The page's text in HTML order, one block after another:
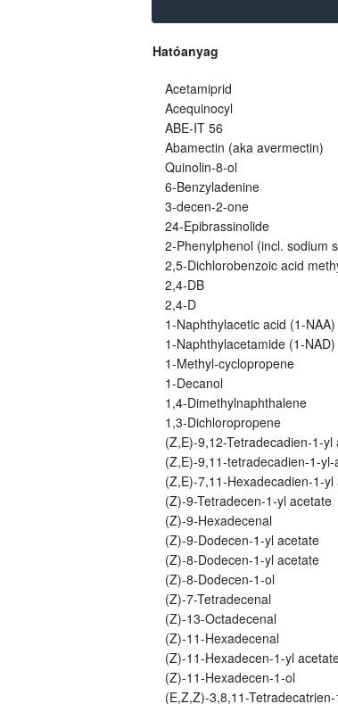
Hatóanyag
Acetamiprid
Acequinocyl
ABE-IT 56
Abamectin (aka avermectin)
Quinolin-8-ol
6-Benzyladenine
3-decen-2-one
24-Epibrassinolide
2-Phenylphenol (incl. sodium
2,5-Dichlorobenzoic acid
2,4-DB
2,4-D
1-Naphthylacetic acid (1-NAA)
1-Naphthylacetamide (1-NAD)
1-Methyl-cyclopropene
1-Decanol
1,4-Dimethylnaphthalene
1,3-Dichloropropene
(Z,E)-9,12-Tetradecadien-1-yl
(Z,E)-9,11-tetradecadien-1-yl-
(Z,E)-7,11-Hexadecadien-1-yl
(Z)-9-Tetradecen-1-yl acetate
(Z)-9-Hexadecenal
(Z)-9-Dodecen-1-yl acetate
(Z)-8-Dodecen-1-yl acetate
(Z)-8-Dodecen-1-ol
(Z)-7-Tetradecenal
(Z)-13-Octadecenal
(Z)-11-Hexadecenal
(Z)-11-Hexadecen-1-yl
(Z)-11-Hexadecen-1-ol
(E,Z,Z)-3,8,11-